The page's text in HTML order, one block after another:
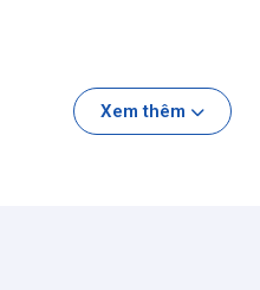
Xem thêm